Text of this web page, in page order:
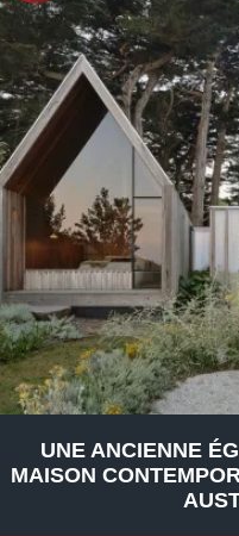
UNE ANCIENNE
MAISON